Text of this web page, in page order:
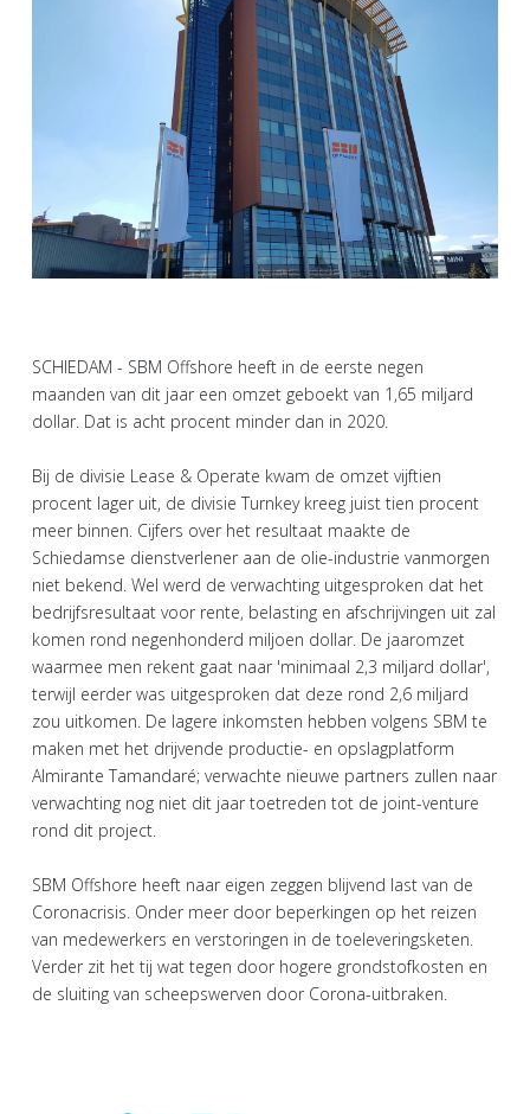
SCHIEDAM - SBM Offshore heeft in de eerste negen
maanden van dit jaar een omzet geboekt van 1,65 miljard
dollar. Dat is acht procent minder dan in 2020.
Bij de divisie Lease & Operate kwam de omzet vijftien
procent lager uit, de divisie Turnkey kreeg juist tien procent
meer binnen. Cijfers over het resultaat maakte de
Schiedamse dienstverlener aan de olie-industrie vanmorgen
niet bekend. Wel werd de verwachting uitgesproken dat het
bedrijfsresultaat voor rente, belasting en afschrijvingen uit zal
komen rond negenhonderd miljoen dollar. De jaaromzet
waarmee men rekent gaat naar 'minimaal 2,3 miljard dollar',
terwijl eerder was uitgesproken dat deze rond 2,6 miljard
zou uitkomen. De lagere inkomsten hebben volgens SBM te
maken met het drijvende productie- en opslagplatform
Almirante Tamandaré; verwachte nieuwe partners zullen naar
verwachting nog niet dit jaar toetreden tot de joint-venture
rond dit project.
SBM Offshore heeft naar eigen zeggen blijvend last van de
Coronacrisis. Onder meer door beperkingen op het reizen
van medewerkers en verstoringen in de toeleveringsketen.
Verder zit het tij wat tegen door hogere grondstofkosten en
de sluiting van scheepswerven door Corona-uitbraken.